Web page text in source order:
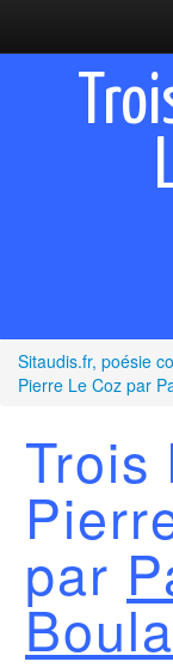
Parutions
Incitations
Prescriptions
Sitaudis.fr, poésie
Pierre Le Coz par
Trois
par